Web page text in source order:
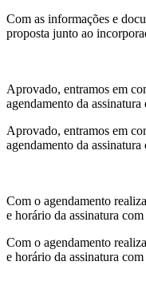
Com as informações e
proposta junto ao
Aprovado, entramos em
agendamento da assinatura
Aprovado, entramos em
agendamento da assinatura
Com o agendamento
e horário da assinatura
Com o agendamento
e horário da assinatura